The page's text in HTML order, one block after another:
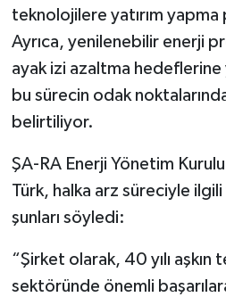
teknolojilere yatırım yapma
Ayrıca, yenilenebilir enerji
ayak izi azaltma
bu sürecin odak
belirtiliyor.
ŞA-RA Enerji Yönetim
Türk, halka arz süreciyle ilgili
şunları söyledi:
“Şirket olarak, 40 yılı
sektöründe önemli